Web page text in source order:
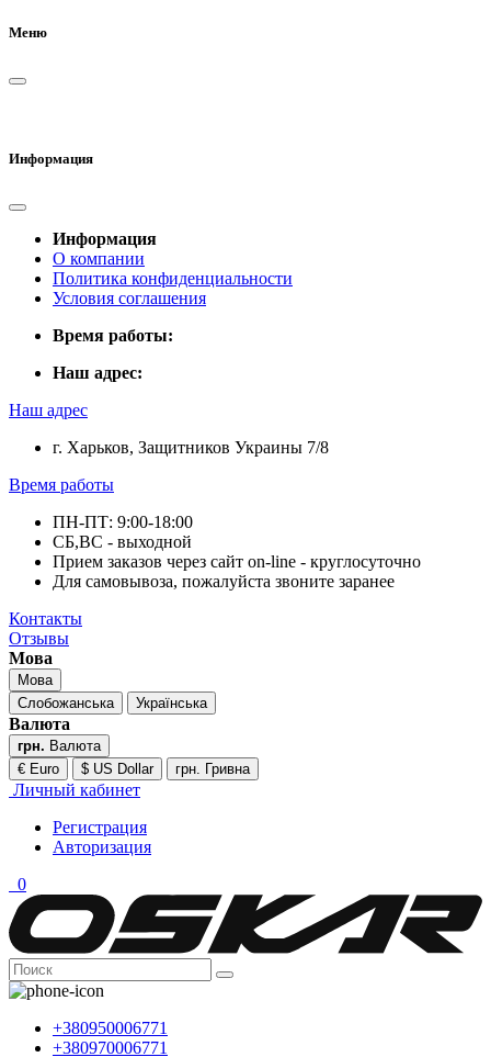
Меню
Информация
Информация
О компании
Политика конфиденциальности
Условия соглашения
Время работы:
Наш адрес:
Наш адрес
г. Харьков, Защитников Украины 7/8
Время работы
ПН-ПТ: 9:00-18:00
СБ,ВС - выходной
Прием заказов через сайт on-line - круглосуточно
Для самовывоза, пожалуйста звоните заранее
Контакты
Отзывы
Мова
Мова
Слобожанська
Українська
Валюта
грн. Валюта
€ Euro
$ US Dollar грн. Гривна
Личный кабинет
Регистрация
Авторизация
0
+380950006771
+380970006771